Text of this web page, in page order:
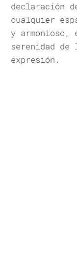
declaración
cualquier
y armonioso,
serenidad de
expresión.